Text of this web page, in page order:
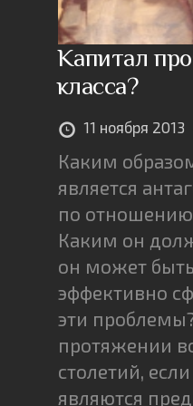
Капитал
класса?
11 ноября 2013
Каким
является
по отношению
Каким он
он может
эффективно
эти
протяжении
столетий,
являются